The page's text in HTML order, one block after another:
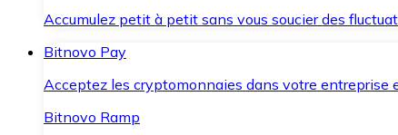
Accumulez petit à petit sans vous soucier des
Bitnovo Pay
Acceptez les cryptomonnaies dans votre entreprise
Bitnovo Ramp